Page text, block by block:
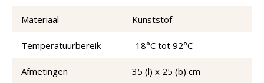
Materiaal Kunststof
Temperatuurbereik -18°C tot 92°C
Afmetingen 35 (l) x 25 (b) cm